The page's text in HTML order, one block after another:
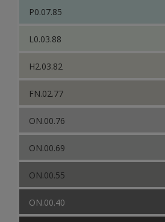
P0.07.85
L0.03.88
H2.03.82
FN.02.77
ON.00.76
ON.00.69
ON.00.55
ON.00.40